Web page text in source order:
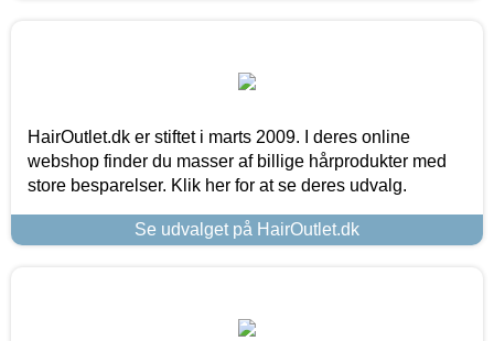
HairOutlet.dk er stiftet i marts 2009. I deres online
webshop finder du masser af billige hårprodukter med
store besparelser. Klik her for at se deres udvalg.
Se udvalget på HairOutlet.dk